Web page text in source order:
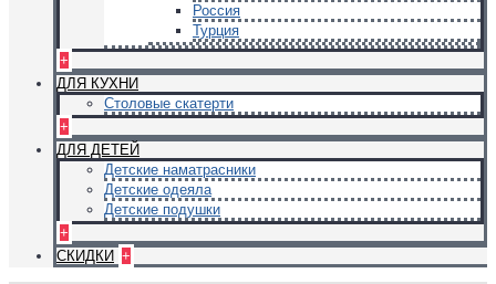
Россия
Турция
+
ДЛЯ КУХНИ
Столовые скатерти
+
ДЛЯ ДЕТЕЙ
Детские наматрасники
Детские одеяла
Детские подушки
+
СКИДКИ +